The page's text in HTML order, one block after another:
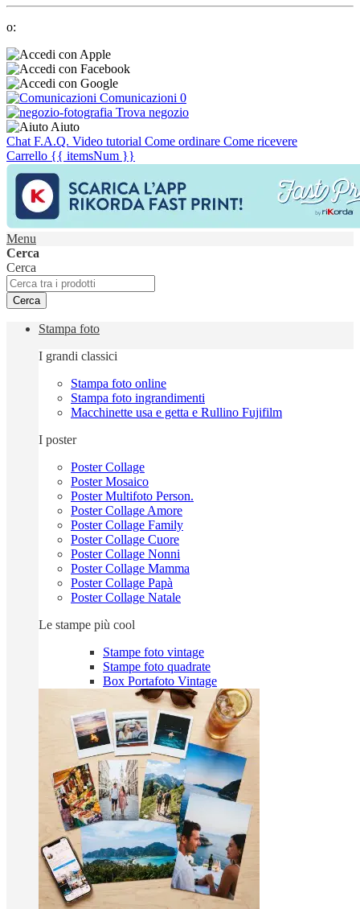
o:
Comunicazioni 0
Trova negozio
Aiuto
Chat F.A.Q. Video tutorial Come ordinare Come ricevere
Carrello {{ itemsNum }}
Menu
Cerca
Cerca
Cerca
Stampa foto
I grandi classici
Stampa foto online
Stampa foto ingrandimenti
Macchinette usa e getta e Rullino Fujifilm
I poster
Poster Collage
Poster Mosaico
Poster Multifoto Person.
Poster Collage Amore
Poster Collage Family
Poster Collage Cuore
Poster Collage Nonni
Poster Collage Mamma
Poster Collage Papà
Poster Collage Natale
Le stampe più cool
Stampe foto vintage
Stampe foto quadrate
Box Portafoto Vintage